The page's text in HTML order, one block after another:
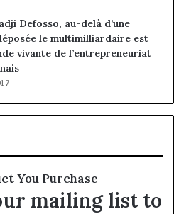
Defosso, au-delà d’une
le multimilliardaire est
vivante de l’entrepreneuriat
You Purchase
mailing list to